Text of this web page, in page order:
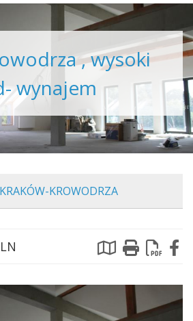
, wysoki
wynajem
KROWODRZA